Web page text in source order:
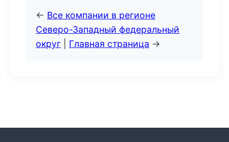
← Все компании в регионе
Северо-Западный федеральный
округ
Главная страница →